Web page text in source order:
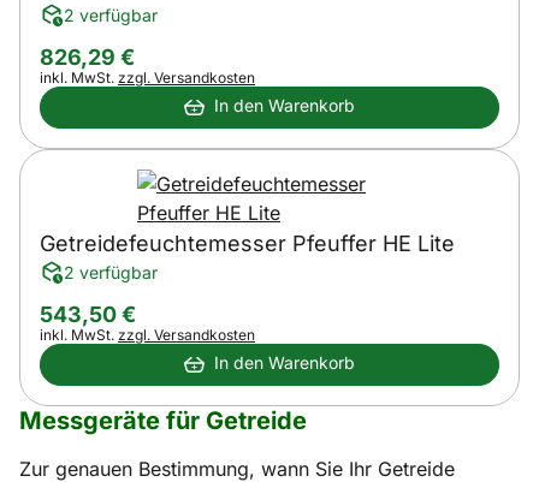
2 verfügbar
826,29 €
Steuerhinweis:
inkl. MwSt. zzgl. Versandkosten
In den Warenkorb
Getreidefeuchtemesser Pfeuffer HE Lite
2 verfügbar
543,50€
Steuerhinweis:
inkl. MwSt. zzgl. Versandkosten
In den Warenkorb
Messgeräte für Getreide
Zur genauen Bestimmung, wann Sie Ihr Getreide